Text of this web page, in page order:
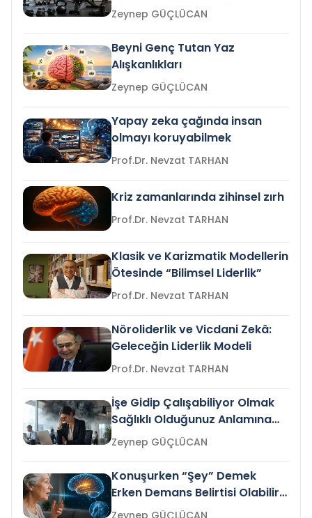
Zeynep GÜÇLÜCAN
Beyni Genç Tutan Yaz
Alışkanlıkları
Zeynep GÜÇLÜCAN
Yapay zeka çağında insan
olmayı koruyabilmek
Prof.Dr. Nevzat TARHAN
Kriz zamanlarında zihinsel zırh
Prof.Dr. Nevzat TARHAN
Klasik ve Karizmatik Modellerin
Ötesinde “Bilimsel Liderlik”
Prof.Dr. Nevzat TARHAN
Nöroliderlik ve Vicdani Zekâ:
Geleceğin Liderlik Modeli
Prof.Dr. Nevzat TARHAN
İşe Gidip Çalışabiliyor Olmak
Sağlıklı Olduğunuz Anlamına
Gelir mi?Zeynep GÜÇLÜCAN
Konuşurken “Şey” Demek
Erken Demans Belirtisi Olabilir
mi?
Zeynep GÜÇLÜCAN